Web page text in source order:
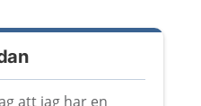
att jag har en